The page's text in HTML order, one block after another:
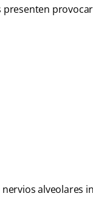
alveolares